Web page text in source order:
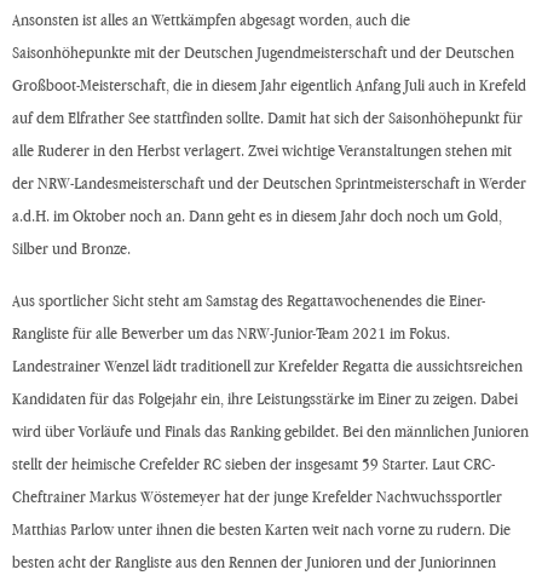
Ansonsten ist alles an Wettkämpfen abgesagt worden, auch die
Saisonhöhepunkte mit der Deutschen Jugendmeisterschaft und der Deutschen
Großboot-Meisterschaft, die in diesem Jahr eigentlich Anfang Juli auch in Krefeld
auf dem Elfrather See stattfinden sollte. Damit hat sich der Saisonhöhepunkt für
alle Ruderer in den Herbst verlagert. Zwei wichtige Veranstaltungen stehen mit
der NRW-Landesmeisterschaft und der Deutschen Sprintmeisterschaft in Werder
a.d.H. im Oktober noch an. Dann geht es in diesem Jahr doch noch um Gold,
Silber und Bronze.
Aus sportlicher Sicht steht am Samstag des Regattawochenendes die Einer-
Rangliste für alle Bewerber um das NRW-Junior-Team 2021 im Fokus.
Landestrainer Wenzel lädt traditionell zur Krefelder Regatta die aussichtsreichen
Kandidaten für das Folgejahr ein, ihre Leistungsstärke im Einer zu zeigen. Dabei
wird über Vorläufe und Finals das Ranking gebildet. Bei den männlichen Junioren
stellt der heimische Crefelder RC sieben der insgesamt 59 Starter. Laut CRC-
Cheftrainer Markus Wöstemeyer hat der junge Krefelder Nachwuchssportler
Matthias Parlow unter ihnen die besten Karten weit nach vorne zu rudern. Die
besten acht der Rangliste aus den Rennen der Junioren und der Juniorinnen